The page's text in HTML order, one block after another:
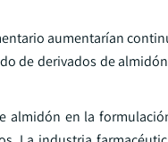
aumentarían
de derivados de
en la